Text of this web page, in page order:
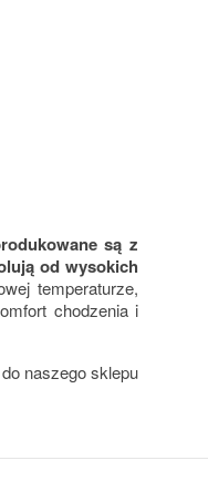
są z
od wysokich
temperaturze,
chodzenia i
naszego sklepu